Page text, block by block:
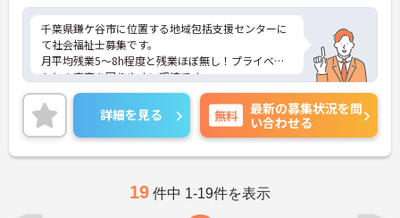
千葉県鎌ケ谷市に位置する地域包括支援センターに
て社会福祉士募集です。
月平均残業5～8h程度と残業ほぼ無し！プライベー
トとの充実を図りやすい環境です。
ご興味のある方には、面接対策ポイントなど、さら
に詳細をお話いたしますので、お気軽にご相談くだ
さい。
詳細を見る 無料
最新の募集状況を問
い合わせる
19 件中 1-19件を表示